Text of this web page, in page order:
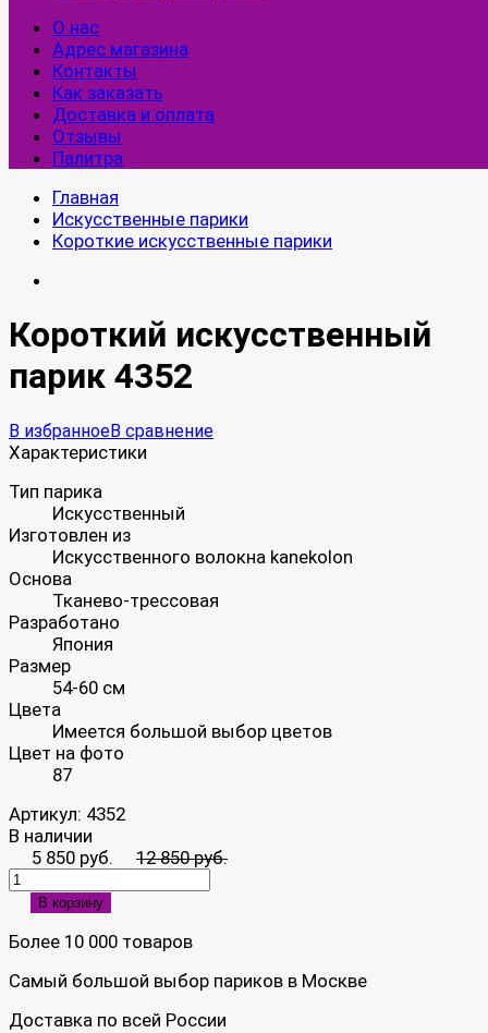
О нас
Адрес магазина
Контакты
Как заказать
Доставка и оплата
Отзывы
Палитра
Главная
Искусственные парики
Короткие искусственные парики
Короткий искусственный
парик 4352
В избранноеВ сравнение
Характеристики
Тип парика
Искусственный
Изготовлен из
Искусственного волокна kanekolon
Основа
Тканево-трессовая
Разработано
Япония
Размер
54-60 см
Цвета
Имеется большой выбор цветов
Цвет на фото
87
Артикул: 4352
В наличии
5 850 руб.
12 850 руб.
В корзину
Более 10 000 товаров
Самый большой выбор париков в Москве
Доставка по всей России